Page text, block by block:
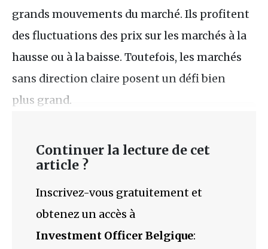
grands mouvements du marché. Ils profitent
des fluctuations des prix sur les marchés à la
hausse ou à la baisse. Toutefois, les marchés
sans direction claire posent un défi bien
plus grand.
Continuer la lecture de cet
article ?
Inscrivez-vous gratuitement et
obtenez un accès à
Investment Officer Belgique: